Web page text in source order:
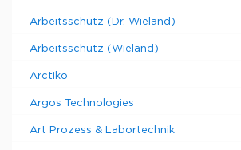
Arbeitsschutz (Dr. Wieland)
Arbeitsschutz (Wieland)
Arctiko
Argos Technologies
Art Prozess & Labortechnik